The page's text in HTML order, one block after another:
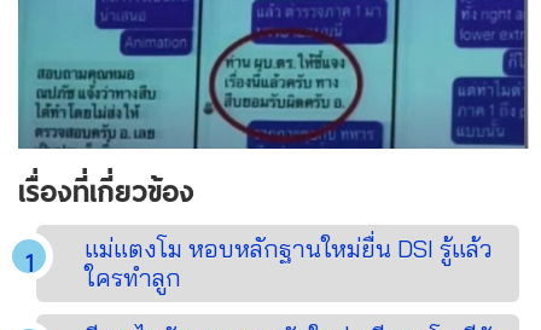
เรื่องที่เกี่ยวข้อง
แม่แตงโม หอบหลักฐานใหม่ยื่น DSI รู้แล้ว
ใครทำลูก